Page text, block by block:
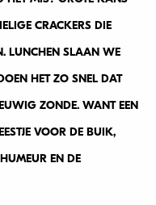
CRACKERS DIE
LUNCHEN SLAAN WE
HET ZO SNEL DAT
ZONDE. WANT EEN
VOOR DE BUIK,
EN DE